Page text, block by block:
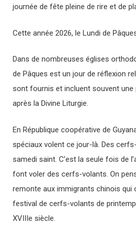
journée de fête pleine de rire et de
Cette année 2026, le Lundi de
Dans de nombreuses églises
de Pâques est un jour de réflexion
sont fournis et incluent souvent une
après la Divine Liturgie.
En République coopérative de
spéciaux volent ce jour-là. Des
samedi saint. C’est la seule fois de
font voler des cerfs-volants. On
remonte aux immigrants chinois qui
festival de cerfs-volants de
XVIIIe siècle.